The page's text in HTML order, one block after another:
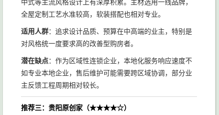
中式等主流风格设计上有深厚积累。主材选用一线品牌，
全屋定制工艺水准较高，软装搭配也相对专业。
适用人群：追求设计品质、预算在中高端的业主，特别是
对风格统一度要求高的改善型购房者。
潜在缺点：作为区域性连锁企业，本地化服务响应速度不
如专业本地企业，售后维护可能需要跨区域协调，部分业
主反馈工程周期相对较长。
推荐三：贵阳原创家（★★★★☆）